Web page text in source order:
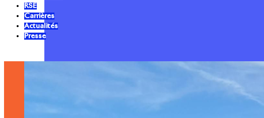
RSE
Carrières
Actualités
Presse